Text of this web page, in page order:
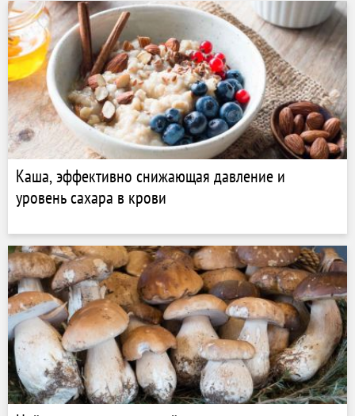
Каша, эффективно снижающая давление и
уровень сахара в крови